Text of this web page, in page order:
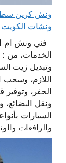
ونشات الكويت
فني ونش ام
الخدمات، من :
وتبديل زيت
اللازم، وسحب
الحفر، وتوفير
ونقل البضائع،
السيارات
والرافعات